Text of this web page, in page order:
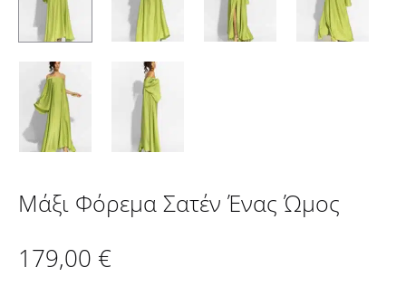
Μάξι Φόρεμα Σατέν Ένας Ώμος
179,00 €